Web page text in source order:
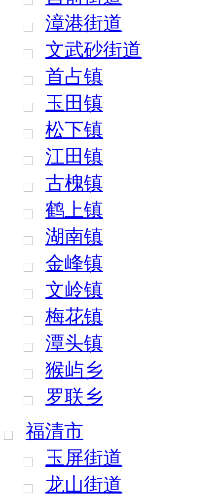
漳港街道
文武砂街道
首占镇
玉田镇
松下镇
江田镇
古槐镇
鹤上镇
湖南镇
金峰镇
文岭镇
梅花镇
潭头镇
猴屿乡
罗联乡
福清市
玉屏街道
龙山街道